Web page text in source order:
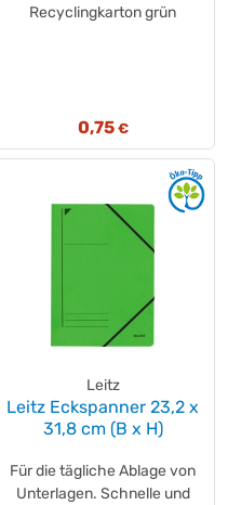
Recyclingkarton grün
0,75€
Leitz
Leitz Eckspanner 23,2 x
31,8 cm (B x H)
Für die tägliche Ablage von
Unterlagen. Schnelle und